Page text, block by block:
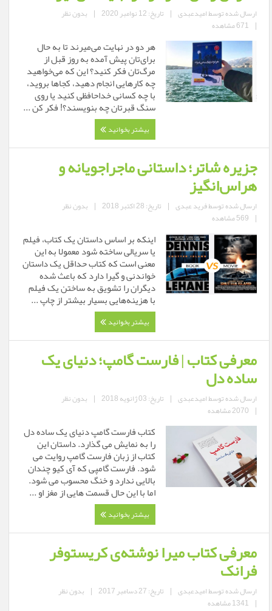
ارسال شده توسطامیدعبدی | تاریخ: 12 نوامبر 2020 | بدون نظر
| 671 مشاهده
هر دو در نهایت می‌میرند تا به حال
برای‌تان پیش آمده به روز قبل از
مرگ‌تان فکر کنید؟ این که می‌خواهید
چه کارهایی انجام دهید، کجاها بروید،
با چه کسانی خداحافظی کنید یا روی
سنگ قبرتان چه بنویسند؟! فکر کن ...
بیشتر بخوانید
جزیره شاتر؛ داستانی ماجراجویانه و
هراس‌انگیز
ارسال شده توسطفرید عبدی | تاریخ: 28 اکتبر 2018 | بدون نظر
| 569 مشاهده
اینکه بر اساس داستان یک کتاب، فیلم
یا سریالی ساخته شود معمولا به این
معنی است که کتاب حداقل یک داستان
خواندنی و گیرا دارد که باعث شده
دیگران را تشویق به ساختن یک فیلم
با هزینه‌هایی بسیار بیشتر از چاپ ...
بیشتر بخوانید
معرفی کتاب | فارست گامپ؛ دنیای یک
ساده دل
ارسال شده توسطامیدعبدی | تاریخ: 03 ژانویه 2018 | بدون نظر
| 2070 مشاهده
کتاب فارست گامپ دنیای یک ساده دل
را به نمایش می گذارد. داستان این
کتاب از زبان فارست گامپ روایت می
شود. فارست گامپی که آی کیو چندان
بالایی ندارد و خنگ محسوب می شود.
اما با این حال قسمت هایی از مغز او ...
بیشتر بخوانید
معرفی کتاب میرا نوشته‌ی کریستوفر
فرانک
ارسال شده توسطامیدعبدی | تاریخ: 27 دسامبر 2017 | بدون نظر
| 1341 مشاهده